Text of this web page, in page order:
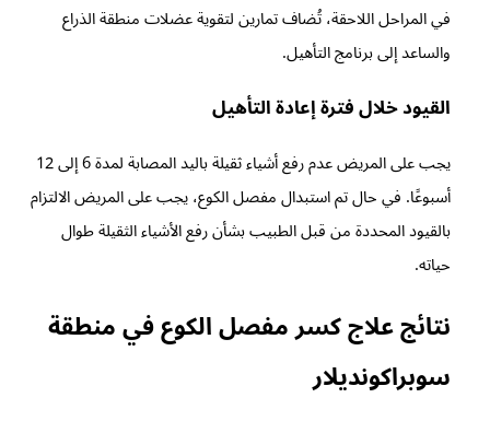
في المراحل اللاحقة، تُضاف تمارين لتقوية عضلات منطقة الذراع
والساعد إلى برنامج التأهيل.
القيود خلال فترة إعادة التأهيل
يجب على المريض عدم رفع أشياء ثقيلة باليد المصابة لمدة 6 إلى 12
أسبوعًا. في حال تم استبدال مفصل الكوع، يجب على المريض الالتزام
بالقيود المحددة من قبل الطبيب بشأن رفع الأشياء الثقيلة طوال
حياته.
نتائج علاج كسر مفصل الكوع في منطقة
سوبراكونديلار